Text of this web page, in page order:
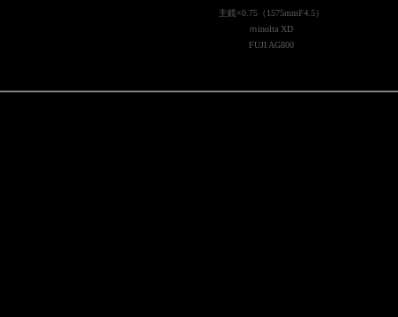
主鏡×0.75（1575mmF4.5）
ｍinolta XD
FUJI AG800